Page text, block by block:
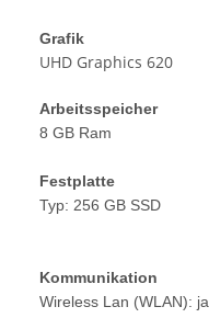
Grafik
UHD Graphics 620
Arbeitsspeicher
8 GB Ram
Festplatte
Typ: 256 GB SSD
Kommunikation
Wireless Lan (WLAN): ja